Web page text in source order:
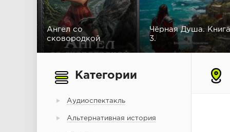
Ангел со
сковородкой
Чёрная Душа. Книга
3.
Категории
Аудиоспектакль
Альтернативная история